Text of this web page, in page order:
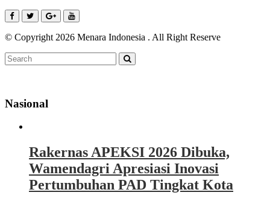
© Copyright 2026 Menara Indonesia . All Right Reserve
Nasional
Rakernas APEKSI 2026 Dibuka,
Wamendagri Apresiasi Inovasi
Pertumbuhan PAD Tingkat Kota